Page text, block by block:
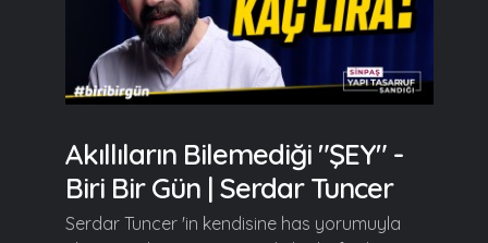
Akıllıların Bilemediği "ŞEY" -
Biri Bir Gün | Serdar Tuncer
Serdar Tuncer 'in kendisine has yorumuyla